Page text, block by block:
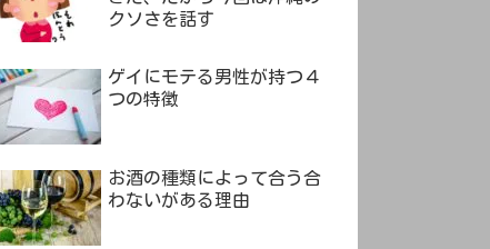
クソさを話す
ゲイにモテる男性が持つ４
つの特徴
お酒の種類によって合う合
わないがある理由